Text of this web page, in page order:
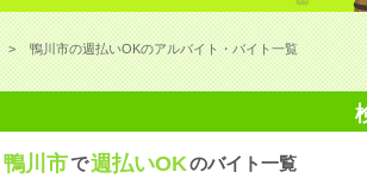
鴨川市の週払いOKのアルバイト・バイト一覧
鴨川市で週払いOKのバイト一覧